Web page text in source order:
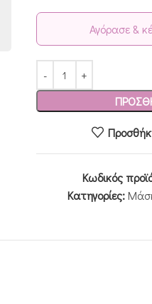
Αγόρασε &
Κωδικός
Κατηγορίες: